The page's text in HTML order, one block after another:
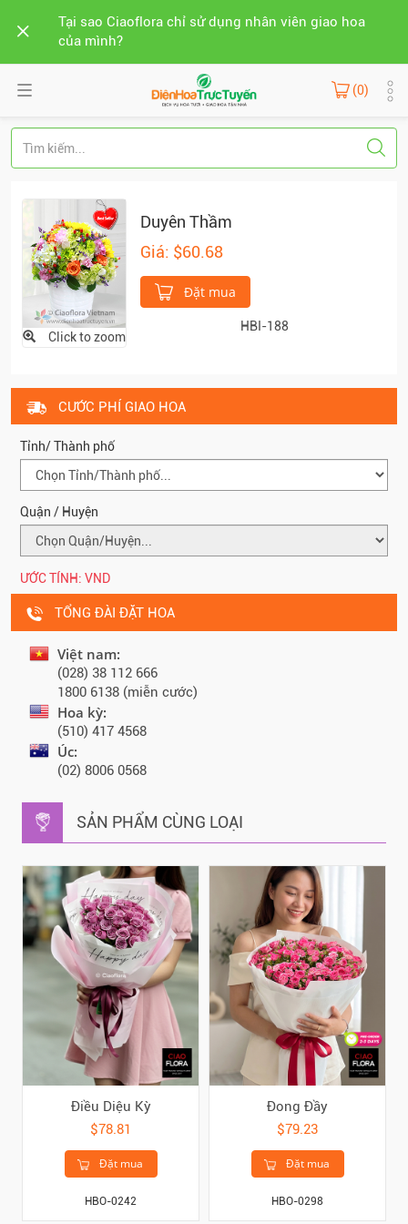
Tại sao Ciaoflora chỉ sử dụng nhân viên giao hoa
của mình?
(0)
Click to zoom
Duyên Thầm
Giá: $60.68
Đặt mua
HBI-188
CƯỚC PHÍ GIAO HOA
Tỉnh/ Thành phố
Quận / Huyện
ƯỚC TÍNH: VND
TỔNG ĐÀI ĐẶT HOA
Việt nam:
(028) 38 112 666
1800 6138 (miễn cước)
Hoa kỳ:
(510) 417 4568
Úc:
(02) 8006 0568
SẢN PHẨM CÙNG LOẠI
Điều Diệu Kỳ
$78.81
Đặt mua
HBO-0242
Đong Đầy
$79.23
Đặt mua
HBO-0298